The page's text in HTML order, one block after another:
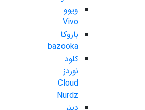
ویوو
Vivo
بازوکا
bazooka
کلود
نوردز
Cloud
Nurdz